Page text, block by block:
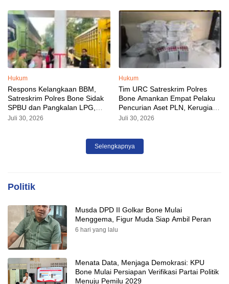
Hukum
Respons Kelangkaan BBM,
Satreskrim Polres Bone Sidak
SPBU dan Pangkalan LPG,
AKP Alvin Aji Imbau Pengelola
Juli 30, 2026
Hukum
Tim URC Satreskrim Polres
Bone Amankan Empat Pelaku
Pencurian Aset PLN, Kerugian
Ditaksir Capai Rp 3 Milyar
Juli 30, 2026
Selengkapnya
Politik
Musda DPD II Golkar Bone Mulai
Menggema, Figur Muda Siap Ambil Peran
6 hari yang lalu
Menata Data, Menjaga Demokrasi: KPU
Bone Mulai Persiapan Verifikasi Partai Politik
Menuju Pemilu 2029